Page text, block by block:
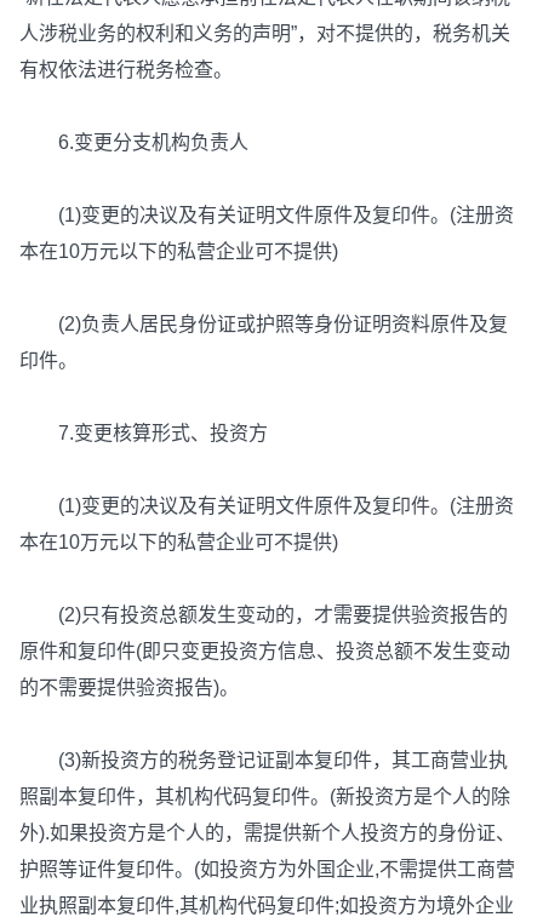
人涉税业务的权利和义务的声明”，对不提供的，税务机关
有权依法进行税务检查。
6.变更分支机构负责人
(1)变更的决议及有关证明文件原件及复印件。(注册资
本在10万元以下的私营企业可不提供)
(2)负责人居民身份证或护照等身份证明资料原件及复
印件。
7.变更核算形式、投资方
(1)变更的决议及有关证明文件原件及复印件。(注册资
本在10万元以下的私营企业可不提供)
(2)只有投资总额发生变动的，才需要提供验资报告的
原件和复印件(即只变更投资方信息、投资总额不发生变动
的不需要提供验资报告)。
(3)新投资方的税务登记证副本复印件，其工商营业执
照副本复印件，其机构代码复印件。(新投资方是个人的除
外).如果投资方是个人的，需提供新个人投资方的身份证、
护照等证件复印件。(如投资方为外国企业,不需提供工商营
业执照副本复印件,其机构代码复印件;如投资方为境外企业